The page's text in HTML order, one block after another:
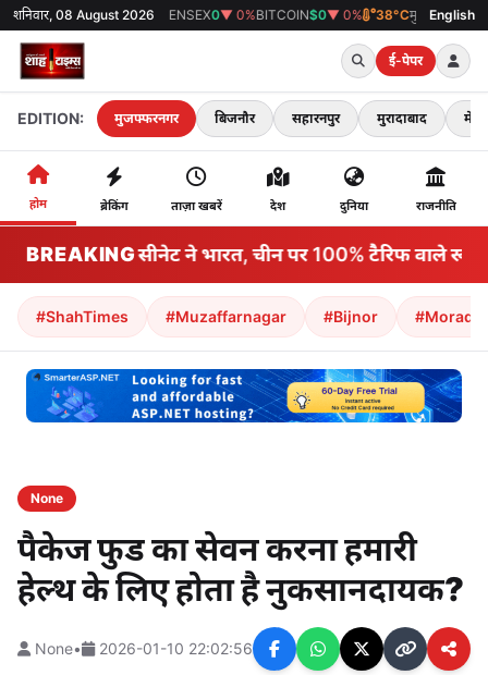
शनिवार, 08 August 2026
₹0▼ 0%SENSEX0▼ 0%BITCOIN$0▼ 0% 38°Cमुजफ्फरनगर English
ई-पेपर
EDITION: मुजफ्फरनगर बिजनौर सहारनपुर मुरादाबाद मेरठ
होम ब्रेकिंग ताज़ा खबरें देश दुनिया राजनीति
BREAKING
अमेरिकी सीनेट ने भारत, चीन पर 100% टैरिफ वाले रूस
#ShahTimes #Muzaffarnagar #Bijnor
None
पैकेज फुड का सेवन करना हमारी
हेल्थ के लिए होता है नुकसानदायक?
None• 2026-01-10 22:02:56